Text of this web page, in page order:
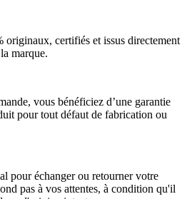
originaux, certifiés et issus directement
marque.
vous bénéficiez d’une garantie
pour tout défaut de fabrication ou
pour échanger ou retourner votre
pas à vos attentes, à condition qu'il